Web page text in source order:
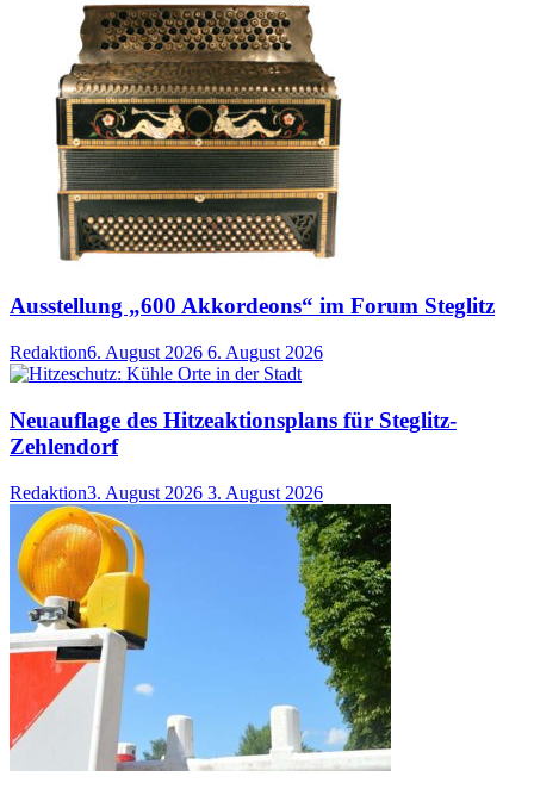
Ausstellung „600 Akkordeons“ im Forum Steglitz
Redaktion6. August 2026 6. August 2026
Neuauflage des Hitzeaktionsplans für Steglitz-
Zehlendorf
Redaktion3. August 2026 3. August 2026